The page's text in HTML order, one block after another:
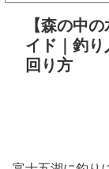
【森の中
イド｜釣
回り方